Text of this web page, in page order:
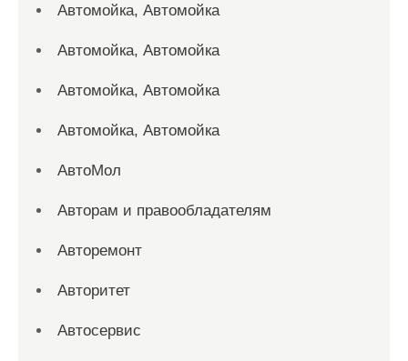
Автомойка, Автомойка
Автомойка, Автомойка
Автомойка, Автомойка
Автомойка, Автомойка
АвтоМол
Авторам и правообладателям
Авторемонт
Авторитет
Автосервис